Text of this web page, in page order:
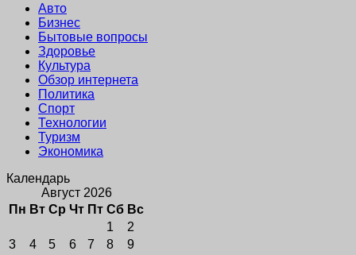
Авто
Бизнес
Бытовые вопросы
Здоровье
Культура
Обзор интернета
Политика
Спорт
Технологии
Туризм
Экономика
Календарь
Август 2026
Пн Вт Ср Чт Пт Сб Вс
1
2
3
4 5 6 7 8
9